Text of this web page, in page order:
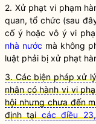
2. Xử phạt vi phạm
quan,tổ chức (sau
cố ý hoặc vô ý vi
nhà nước mà không
luật phải bị xử phạt
3. Các biện pháp xử
nhân có hành vi vi
hội nhưng chưa đến
định tạicác điều